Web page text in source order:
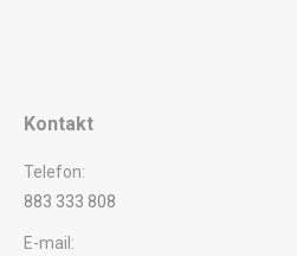
Kontakt
Telefon:
883 333 808
E-mail: